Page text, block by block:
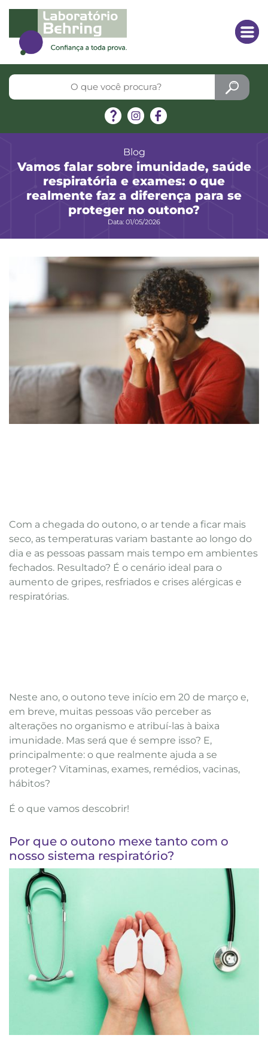
Blog
Vamos falar sobre imunidade, saúde
respiratória e exames: o que
realmente faz a diferença para se
proteger no outono?
Data: 01/05/2026
Com a chegada do outono, o ar tende a ficar mais
seco, as temperaturas variam bastante ao longo do
dia e as pessoas passam mais tempo em ambientes
fechados. Resultado? É o cenário ideal para o
aumento de gripes, resfriados e crises alérgicas e
respiratórias.
Neste ano, o outono teve início em 20 de março e,
em breve, muitas pessoas vão perceber as
alterações no organismo e atribuí-las à baixa
imunidade. Mas será que é sempre isso? E,
principalmente: o que realmente ajuda a se
proteger? Vitaminas, exames, remédios, vacinas,
hábitos?
É o que vamos descobrir!
Por que o outono mexe tanto com o
nosso sistema respiratório?